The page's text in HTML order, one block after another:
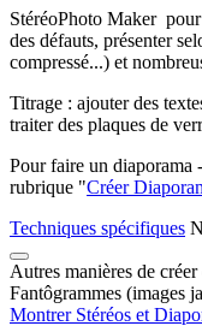
StéréoPhoto Maker
des défauts, présenter
compressé...) et
Titrage : ajouter des
traiter des plaques de
Pour faire un diaporama
rubrique "Créer
Techniques spécifiques
Autres manières de
Fantôgrammes (images
Montrer Stéréos et